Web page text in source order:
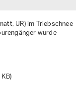
UR) im Triebschnee
wurde